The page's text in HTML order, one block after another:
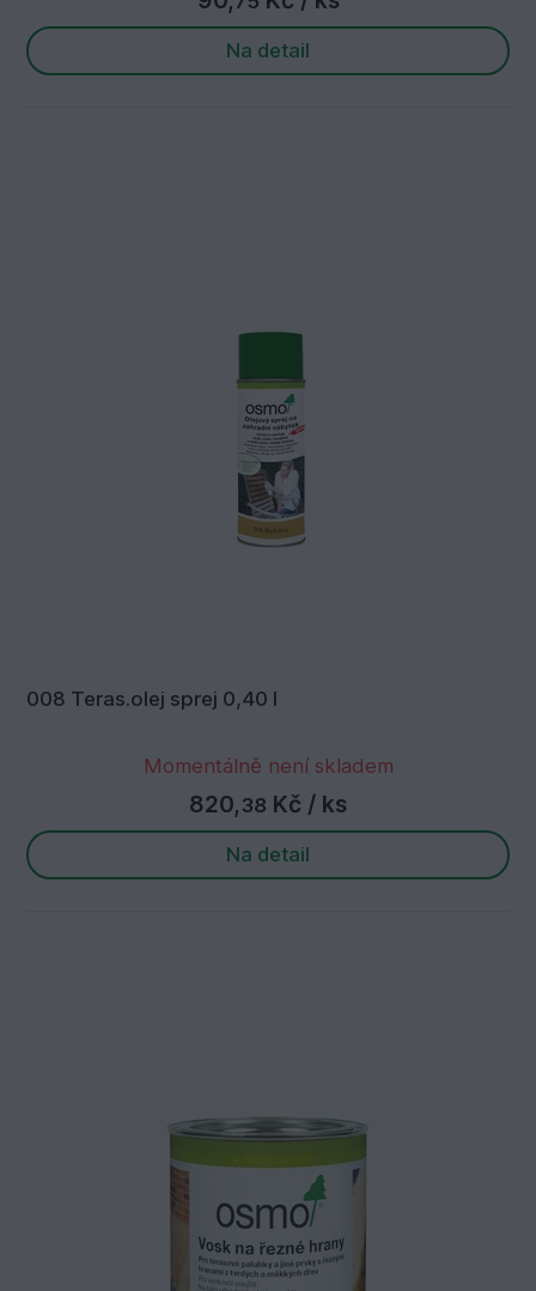
Na detail
008 Teras.olej sprej 0,40 l
Momentálně není skladem
820, 38 Kč / ks
Na detail